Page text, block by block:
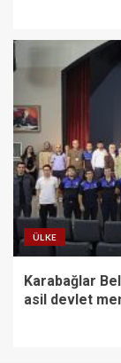
ÜLKE
Karabağlar
asil devlet